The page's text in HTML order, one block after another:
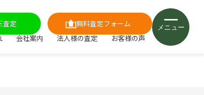
査定
無料査定フォーム
会社案内 法人様の査定 お客様の声
メニュー